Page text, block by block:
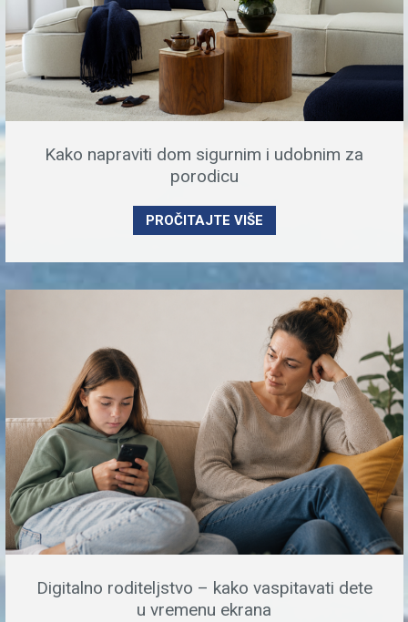
Kako napraviti dom sigurnim i udobnim za
porodicu
PROČITAJTE VIŠE
Digitalno roditeljstvo – kako vaspitavati dete
u vremenu ekrana